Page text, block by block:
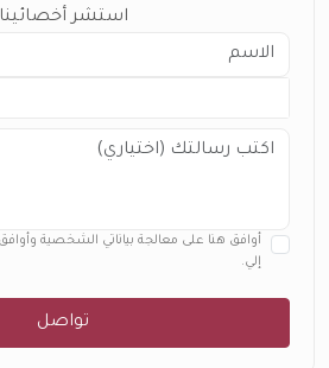
استشر أخصائينا
أوافق هنا على معالجة بياناتي الشخصية
إلي.
تواصل